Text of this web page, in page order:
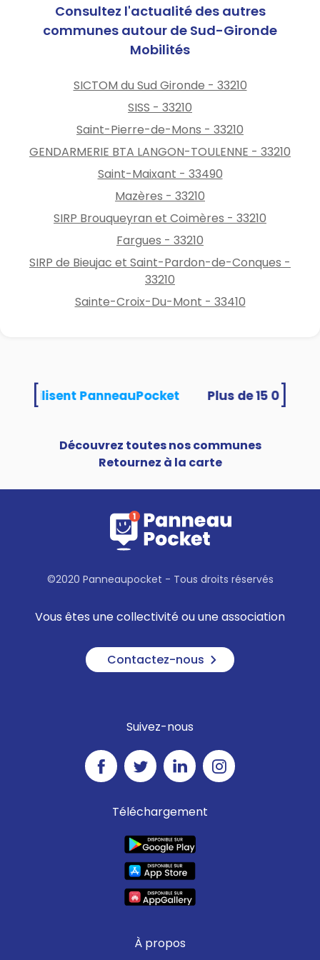
Consultez l'actualité des autres
communes autour de Sud-Gironde
Mobilités
SICTOM du Sud Gironde - 33210
SISS - 33210
Saint-Pierre-de-Mons - 33210
GENDARMERIE BTA LANGON-TOULENNE - 33210
Saint-Maixant - 33490
Mazères - 33210
SIRP Brouqueyran et Coimères - 33210
Fargues - 33210
SIRP de Bieujac et Saint-Pardon-de-Conques -
33210
Sainte-Croix-Du-Mont - 33410
utilisent PanneauPocket
Découvrez toutes nos communes
Retournez à la carte
©2020 Panneaupocket - Tous droits réservés
Vous êtes une collectivité ou une association
Contactez-nous
Suivez-nous
Téléchargement
À propos